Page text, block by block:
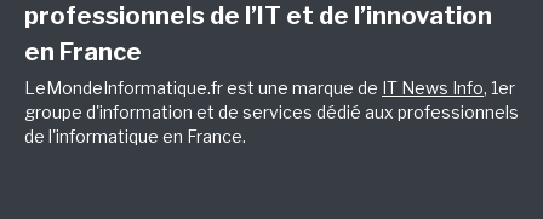
professionnels de l’IT et de l’innovation
en France
LeMondeInformatique.fr est une marque de IT News Info, 1er
groupe d'information et de services dédié aux professionnels
de l'informatique en France.